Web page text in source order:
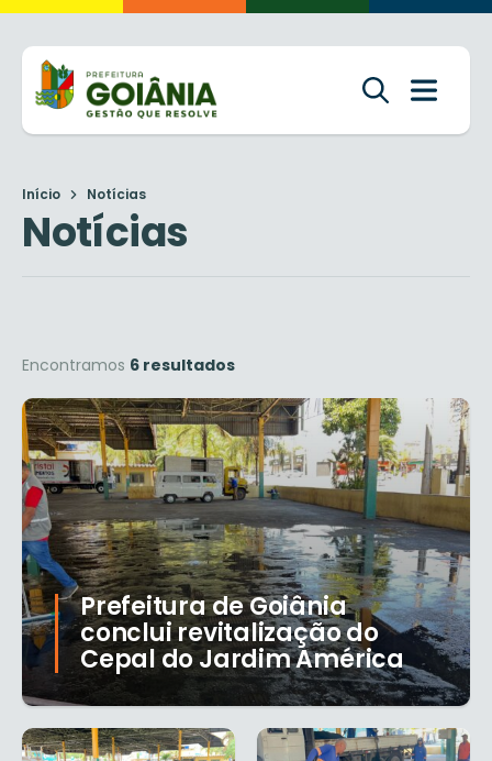
Início Notícias
Notícias
Encontramos 6 resultados
Prefeitura de Goiânia
conclui revitalização do
Cepal do Jardim América